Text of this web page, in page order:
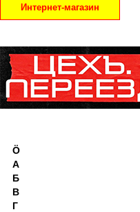
Интернет-магазин
Ö
А
Б
В
Г